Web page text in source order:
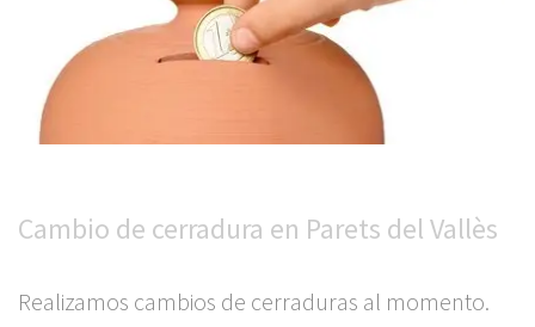
Cambio de cerradura en Parets del Vallès
Realizamos cambios de cerraduras al momento.